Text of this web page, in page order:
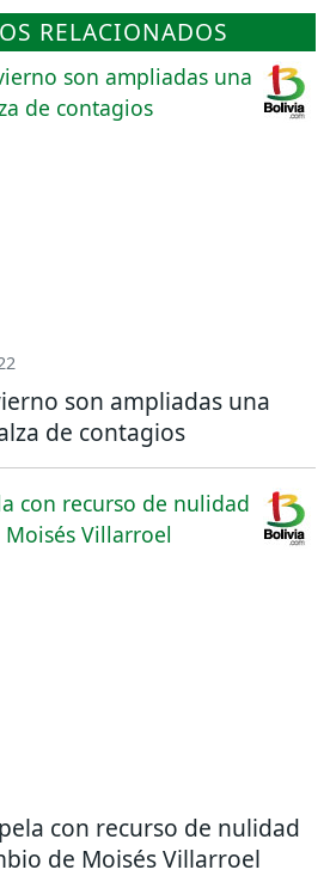
RELACIONADOS
son ampliadas una
de contagios
con recurso de nulidad
de Moisés Villarroel